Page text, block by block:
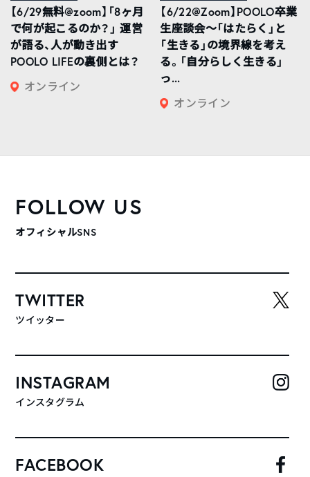
【6/29無料@zoom】「8ヶ月
で何が起こるのか？」 運営
が語る、人が動き出す
POOLO LIFEの裏側とは？
オンライン
【6/22@Zoom】POOLO卒業
生座談会〜「はたらく」と
「生きる」の境界線を考え
る。「自分らしく生きる」
っ...
オンライン
FOLLOW US
オフィシャルSNS
TWITTER
ツイッター
INSTAGRAM
インスタグラム
FACEBOOK